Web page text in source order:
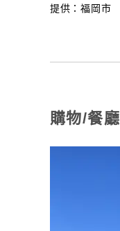
提供：福岡市
購物/餐廳